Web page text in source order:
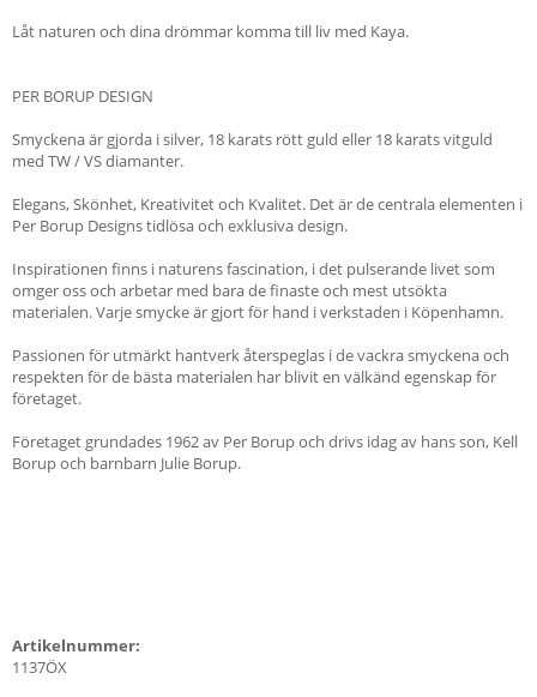
Låt naturen och dina drömmar komma till liv med Kaya.
PER BORUP DESIGN
Smyckena är gjorda i silver, 18 karats rött guld eller 18 karats vitguld
med TW / VS diamanter.
Elegans, Skönhet, Kreativitet och Kvalitet. Det är de centrala elementen i
Per Borup Designs tidlösa och exklusiva design.
Inspirationen finns i naturens fascination, i det pulserande livet som
omger oss och arbetar med bara de finaste och mest utsökta
materialen. Varje smycke är gjort för hand i verkstaden i Köpenhamn.
Passionen för utmärkt hantverk återspeglas i de vackra smyckena och
respekten för de bästa materialen har blivit en välkänd egenskap för
företaget.
Företaget grundades 1962 av Per Borup och drivs idag av hans son, Kell
Borup och barnbarn Julie Borup.
Artikelnummer:
1137ÖX